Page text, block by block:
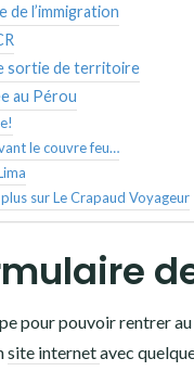
de l’immigration
sortie de territoire
au Pérou
le couvre feu…
sur Le Crapaud Voyageur
pour pouvoir rentrer
site internetavec